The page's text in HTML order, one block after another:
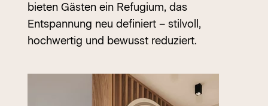
bieten Gästen ein Refugium, das
Entspannung neu definiert – stilvoll,
hochwertig und bewusst reduziert.